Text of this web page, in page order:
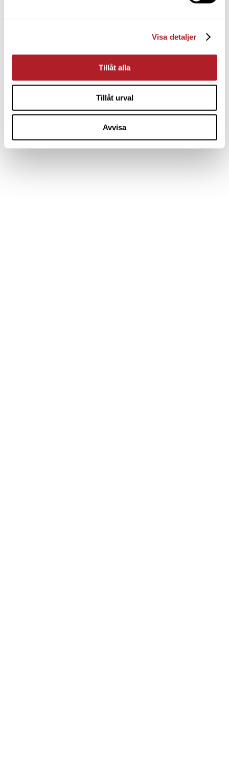
Visa detaljer
Tillåt alla
Tillåt urval
Avvisa